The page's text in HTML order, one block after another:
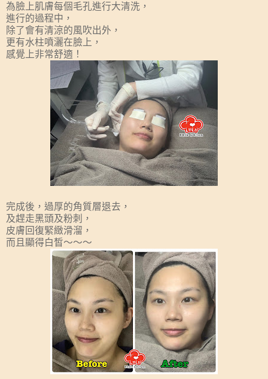
為臉上肌膚每個毛孔進行大清洗，
進行的過程中，
除了會有清涼的風吹出外，
更有水柱噴灑在臉上，
感覺上非常舒適！
完成後，過厚的角質層退去，
及趕走黑頭及粉刺，
皮膚回復緊緻滑溜，
而且顯得白皙～～～